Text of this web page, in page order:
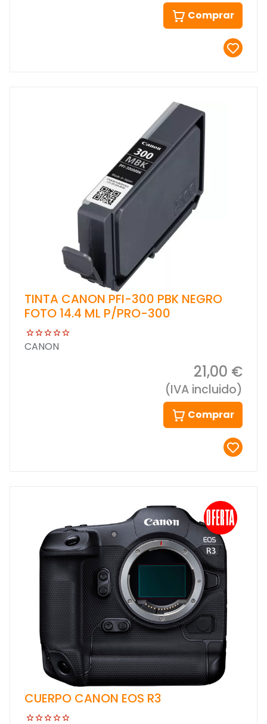
Comprar
TINTA CANON PFI-300 PBK NEGRO
FOTO 14.4 ML P/PRO-300
CANON
21,00 €
(IVA incluido)
Comprar
CUERPO CANON EOS R3